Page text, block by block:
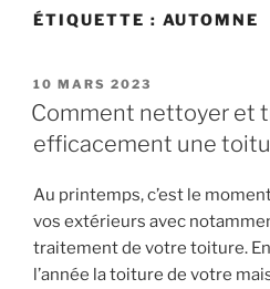
ÉTIQUETTE : AUTOMNE
POSTED
ON
10 MARS 2023
Comment nettoyer et
efficacement une
Au printemps, c’est le
vos extérieurs avec
traitement de votre toiture.
l’année la toiture de votre